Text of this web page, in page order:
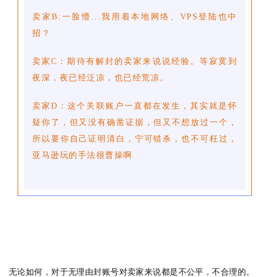
卖家B:一脸懵...我用着本地网络、VPS登陆也中
招？
卖家C：期待有解封的卖家来说说经验。等寂寞到
夜深，夜已经泛凉，也已经荒凉。
卖家D：这个关联账户一直都在发生，其实就是怀
疑你了，但又没有确凿证据，但又不想放过一个，
所以要你自己证明清白，宁可错杀，也不可枉过，
亚马逊玩的手法很曹操啊
无论如何，对于无理由封账号对卖家来说都是不公平，不合理的。